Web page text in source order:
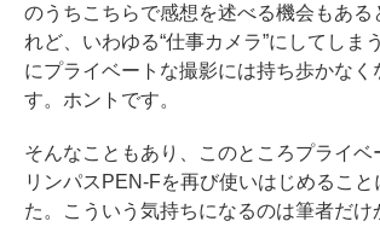
のうちこちらで感想を述べる機会もある
れど、いわゆる“仕事カメラ”にしてしま
にプライベートな撮影には持ち歩かなく
す。ホントです。
そんなこともあり、このところプライベ
リンパスPEN-Fを再び使いはじめること
た。こういう気持ちになるのは筆者だけ